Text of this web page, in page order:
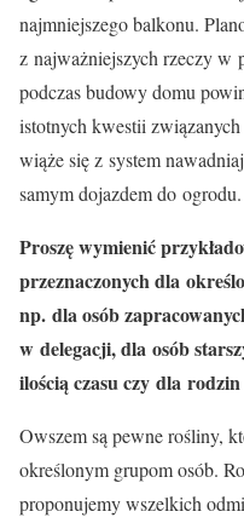
najmniejszego balkonu.
z najważniejszych rzeczy w
podczas budowy domu
istotnych kwestii
wiąże się z system
samym dojazdem do ogrodu.
Proszę wymienić
przeznaczonych dla
np. dla osób
w delegacji, dla osób
ilością czasu czy dla
Owszem są pewne rośliny,
określonym grupom osób.
proponujemy wszelkich